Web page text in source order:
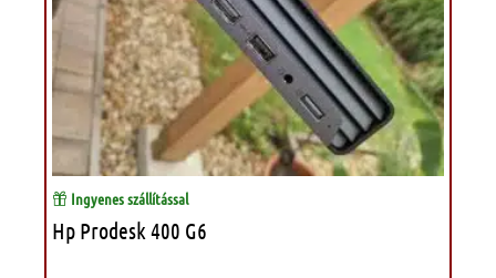
Ingyenes szállítással
Hp Prodesk 400 G6